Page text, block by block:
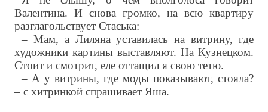
Валентина. И снова громко, на всю квартиру
разглагольствует Стаська:
– Мам, а Лиляна уставилась на витрину, где
художники картины выставляют. На Кузнецком.
Стоит и смотрит, еле оттащил я свою тетю.
– А у витрины, где моды показывают, стояла?
– с хитринкой спрашивает Яша.